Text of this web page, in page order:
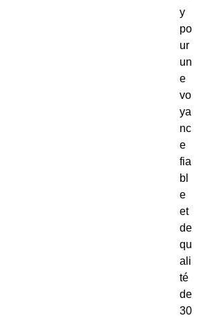
y
po
ur
un
e
vo
ya
nc
e
fia
bl
e
et
de
qu
ali
té
de
30